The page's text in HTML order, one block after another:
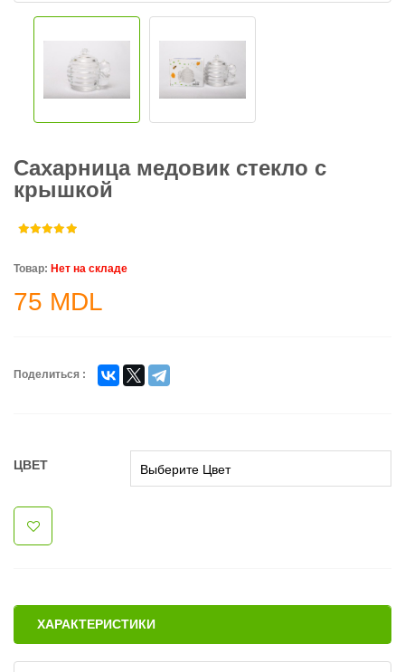
Сахарница медовик стекло с
крышкой
Товар: Нет на складе
75 MDL
Поделиться :
ЦВЕТ
ХАРАКТЕРИСТИКИ